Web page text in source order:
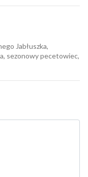
Jabłuszka,
sezonowy pecetowiec,